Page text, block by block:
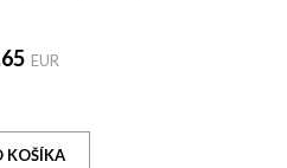
EUR